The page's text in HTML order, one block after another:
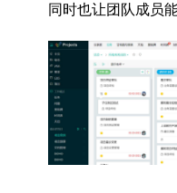
同时也让团队成员